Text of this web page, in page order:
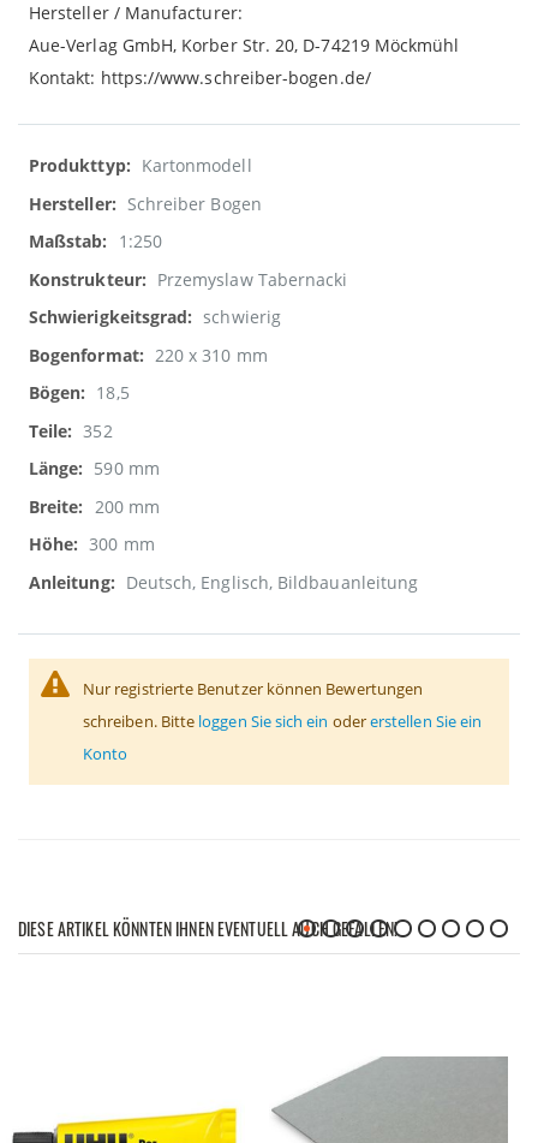
Hersteller / Manufacturer:
Aue-Verlag GmbH, Korber Str. 20, D-74219 Möckmühl
Kontakt: https://www.schreiber-bogen.de/
Weitere
Informationen
Kartonmodell
Schreiber Bogen
1:250
Przemyslaw Tabernacki
schwierig
220 x 310 mm
18,5
352
590 mm
200 mm
300 mm
Deutsch, Englisch, Bildbauanleitung
Nur registrierte Benutzer können Bewertungen
schreiben. Bitte loggen Sie sich ein odererstellen Sie ein
Konto
DIESE ARTIKEL KÖNNTEN IHNEN EVENTUELL AUCH GEFALLEN!